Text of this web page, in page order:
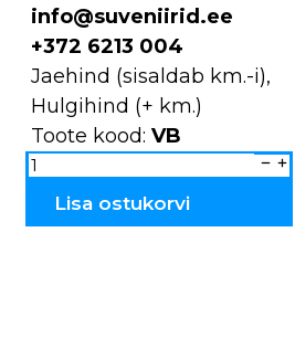
info@suveniirid.ee
+372 6213 004
Jaehind (sisaldab km.-i),
Hulgihind (+ km.)
Toote kood: VB
Kapp
väike
VB
Lisa ostukorvi